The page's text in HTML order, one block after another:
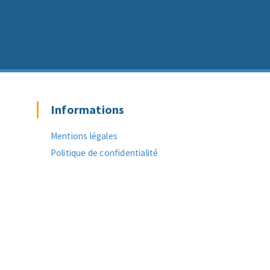
Informations
Mentions légales
Politique de confidentialité